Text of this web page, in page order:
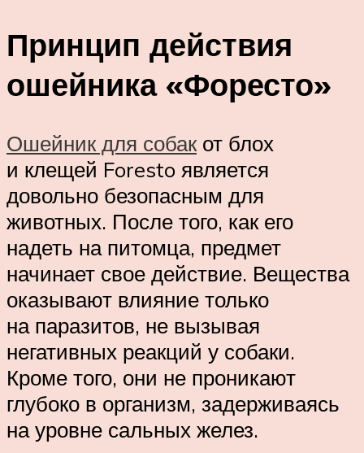
Принцип действия
ошейника «Форесто»
Ошейник для собак от блох
и клещей Foresto является
довольно безопасным для
животных. После того, как его
надеть на питомца, предмет
начинает свое действие. Вещества
оказывают влияние только
на паразитов, не вызывая
негативных реакций у собаки.
Кроме того, они не проникают
глубоко в организм, задерживаясь
на уровне сальных желез.